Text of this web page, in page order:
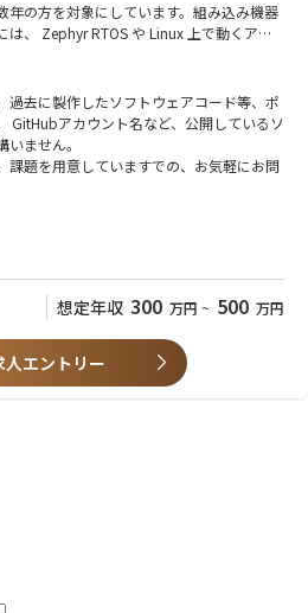
年の方を対象にしています。組み込み機器
は、 Zephyr RTOS や Linux 上で動くアプ
CI 用のプログラム、開発環境の整備、ド
アから上位アプリケーションの開発に参
る NASA cFS や Cubesat Space Protocol
ーアーなど開発で必要になるツールの開
の開発を行いたい人には、簡単な作業か
ながら、自分のスキルを磨き、将来的に
指せるポジションです。
の開発
の開発
過去に製作したソフトウェアコード等、ポ
GitHubアカウント名など、公開しているソ
ません。
課題を用意していますでの、お気軽にお問
経験をお持ちの方（言語問わず）
ン能力
の経験
こと
想定年収 300 万円 ~ 500 万円
人エントリー